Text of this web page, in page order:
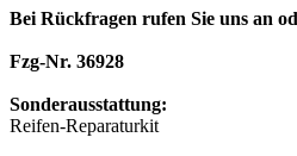
Bei Rückfragen rufen Sie uns an
Fzg-Nr. 36928
Sonderausstattung:
Reifen-Reparaturkit